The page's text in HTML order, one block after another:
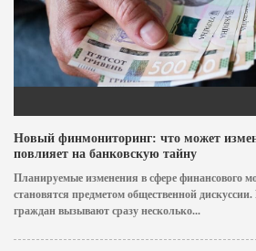
Новый финмониторинг: что может
повлияет на банковскую тайну
Планируемые изменения в сфере финансового
становятся предметом общественной
граждан вызывают сразу несколько...